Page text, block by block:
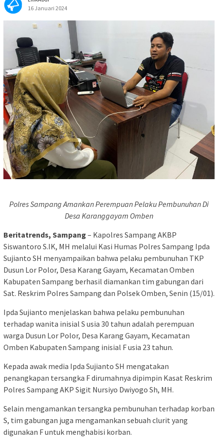
16 Januari 2024
Polres Sampang Amankan Perempuan Pelaku Pembunuhan Di
Desa Karanggayam Omben
Beritatrends, Sampang – Kapolres Sampang AKBP
Siswantoro S.IK, MH melalui Kasi Humas Polres Sampang Ipda
Sujianto SH menyampaikan bahwa pelaku pembunuhan TKP
Dusun Lor Polor, Desa Karang Gayam, Kecamatan Omben
Kabupaten Sampang berhasil diamankan tim gabungan dari
Sat. Reskrim Polres Sampang dan Polsek Omben, Senin (15/01).
Ipda Sujianto menjelaskan bahwa pelaku pembunuhan
terhadap wanita inisial S usia 30 tahun adalah perempuan
warga Dusun Lor Polor, Desa Karang Gayam, Kecamatan
Omben Kabupaten Sampang inisial F usia 23 tahun.
Kepada awak media Ipda Sujianto SH mengatakan
penangkapan tersangka F dirumahnya dipimpin Kasat Reskrim
Polres Sampang AKP Sigit Nursiyo Dwiyogo Sh, MH.
Selain mengamankan tersangka pembunuhan terhadap korban
S, tim gabungan juga mengamankan sebuah clurit yang
digunakan F untuk menghabisi korban.